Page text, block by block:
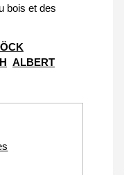
bois et des
ALBERT